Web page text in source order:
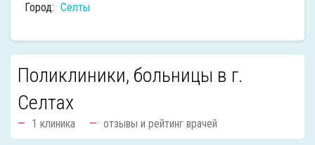
Город: Селты
Поликлиники, больницы в г.
Селтах
1 клиника отзывы и рейтинг врачей